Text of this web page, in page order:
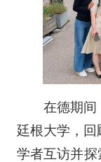
在德期间
廷根大学，回
学者互访并探